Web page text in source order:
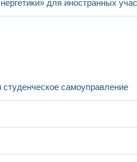
для иностранных
самоуправление